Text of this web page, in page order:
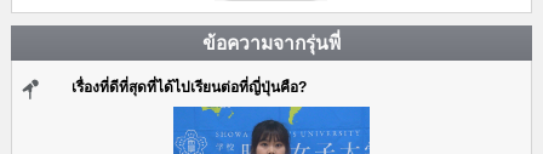
ข้อความจากรุ่นพี่
เรื่องที่ดีที่สุดที่ได้ไปเรียนต่อที่ญี่ปุ่นคือ?